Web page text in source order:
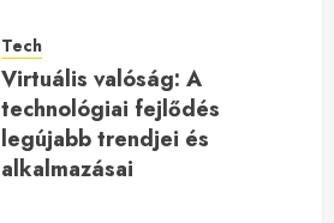
Tech
Virtuális valóság: A
technológiai fejlődés
legújabb trendjei és
alkalmazásai